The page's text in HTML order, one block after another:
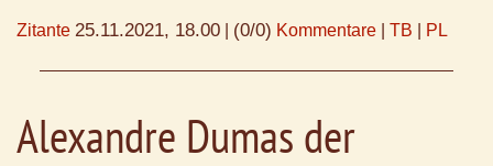
Zitante 25.11.2021, 18.00 (0/0) Kommentare TB PL
Alexandre Dumas der